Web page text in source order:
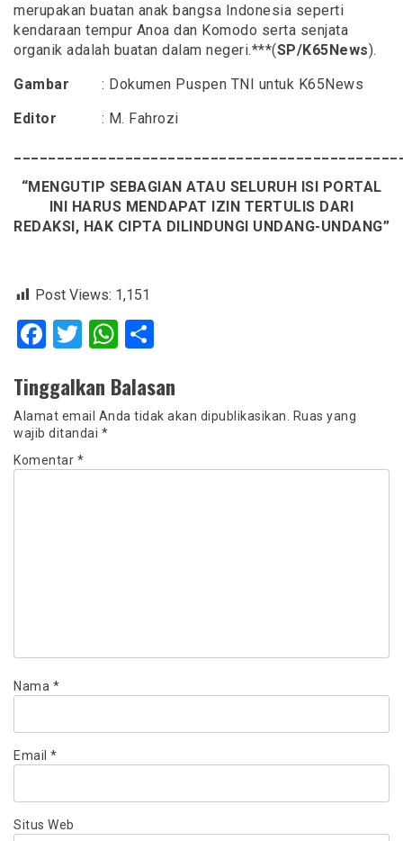
merupakan buatan anak bangsa Indonesia seperti
kendaraan tempur Anoa dan Komodo serta senjata
organik adalah buatan dalam negeri.***(SP/K65News).
Gambar : Dokumen Puspen TNI untuk K65News
Editor
: M. Fahrozi
“MENGUTIP SEBAGIAN ATAU SELURUH ISI PORTAL
INI HARUS MENDAPAT IZIN TERTULIS DARI
REDAKSI, HAK CIPTA DILINDUNGI UNDANG-UNDANG”
Post Views: 1,151
Facebook
TwitterWhatsApp
Tinggalkan Balasan
Alamat email Anda tidak akan dipublikasikan.
Ruas yang
wajib ditandai *
Komentar *
Nama *
Email *
Situs Web